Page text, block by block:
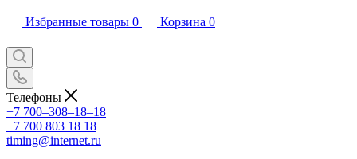
Избранные товары 0 Корзина 0
Телефоны
+7 700‒308‒18‒18
+7 700 803 18 18
timing@internet.ru